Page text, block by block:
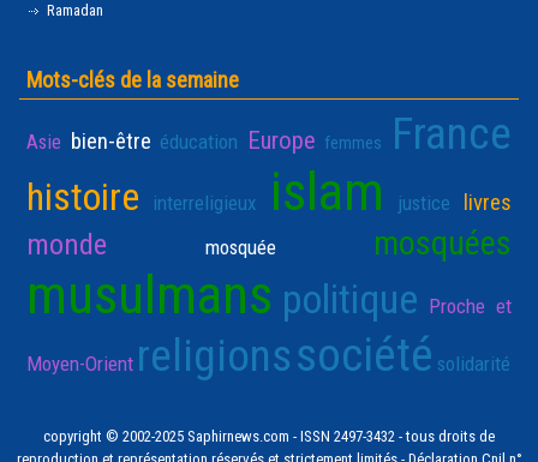
Ramadan
Mots-clés de la semaine
Asie bien-être éducation Europe femmes France
histoire interreligieux islam justice livres
monde mosquée mosquées
musulmans politique Proche et
Moyen-Orient religionssociété solidarité
copyright © 2002-2025 Saphirnews.com - ISSN 2497-3432 - tous droits de